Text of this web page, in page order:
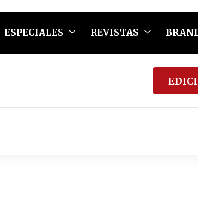
ESPECIALES REVISTAS